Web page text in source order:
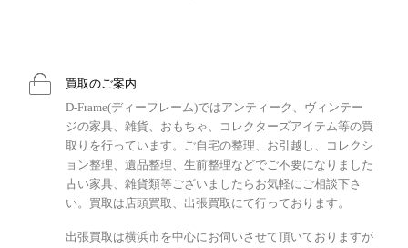
買取のご案内
D-Frame(ディーフレーム)ではアンティーク、ヴィンテー
ジの家具、雑貨、おもちゃ、コレクターズアイテム等の買
取りを行っています。ご自宅の整理、お引越し、コレクシ
ョン整理、遺品整理、生前整理などでご不要になりました
古い家具、雑貨類等ございましたらお気軽にご相談下さ
い。買取は店頭買取、出張買取にて行っております。
出張買取は横浜市を中心にお伺いさせて頂いておりますが